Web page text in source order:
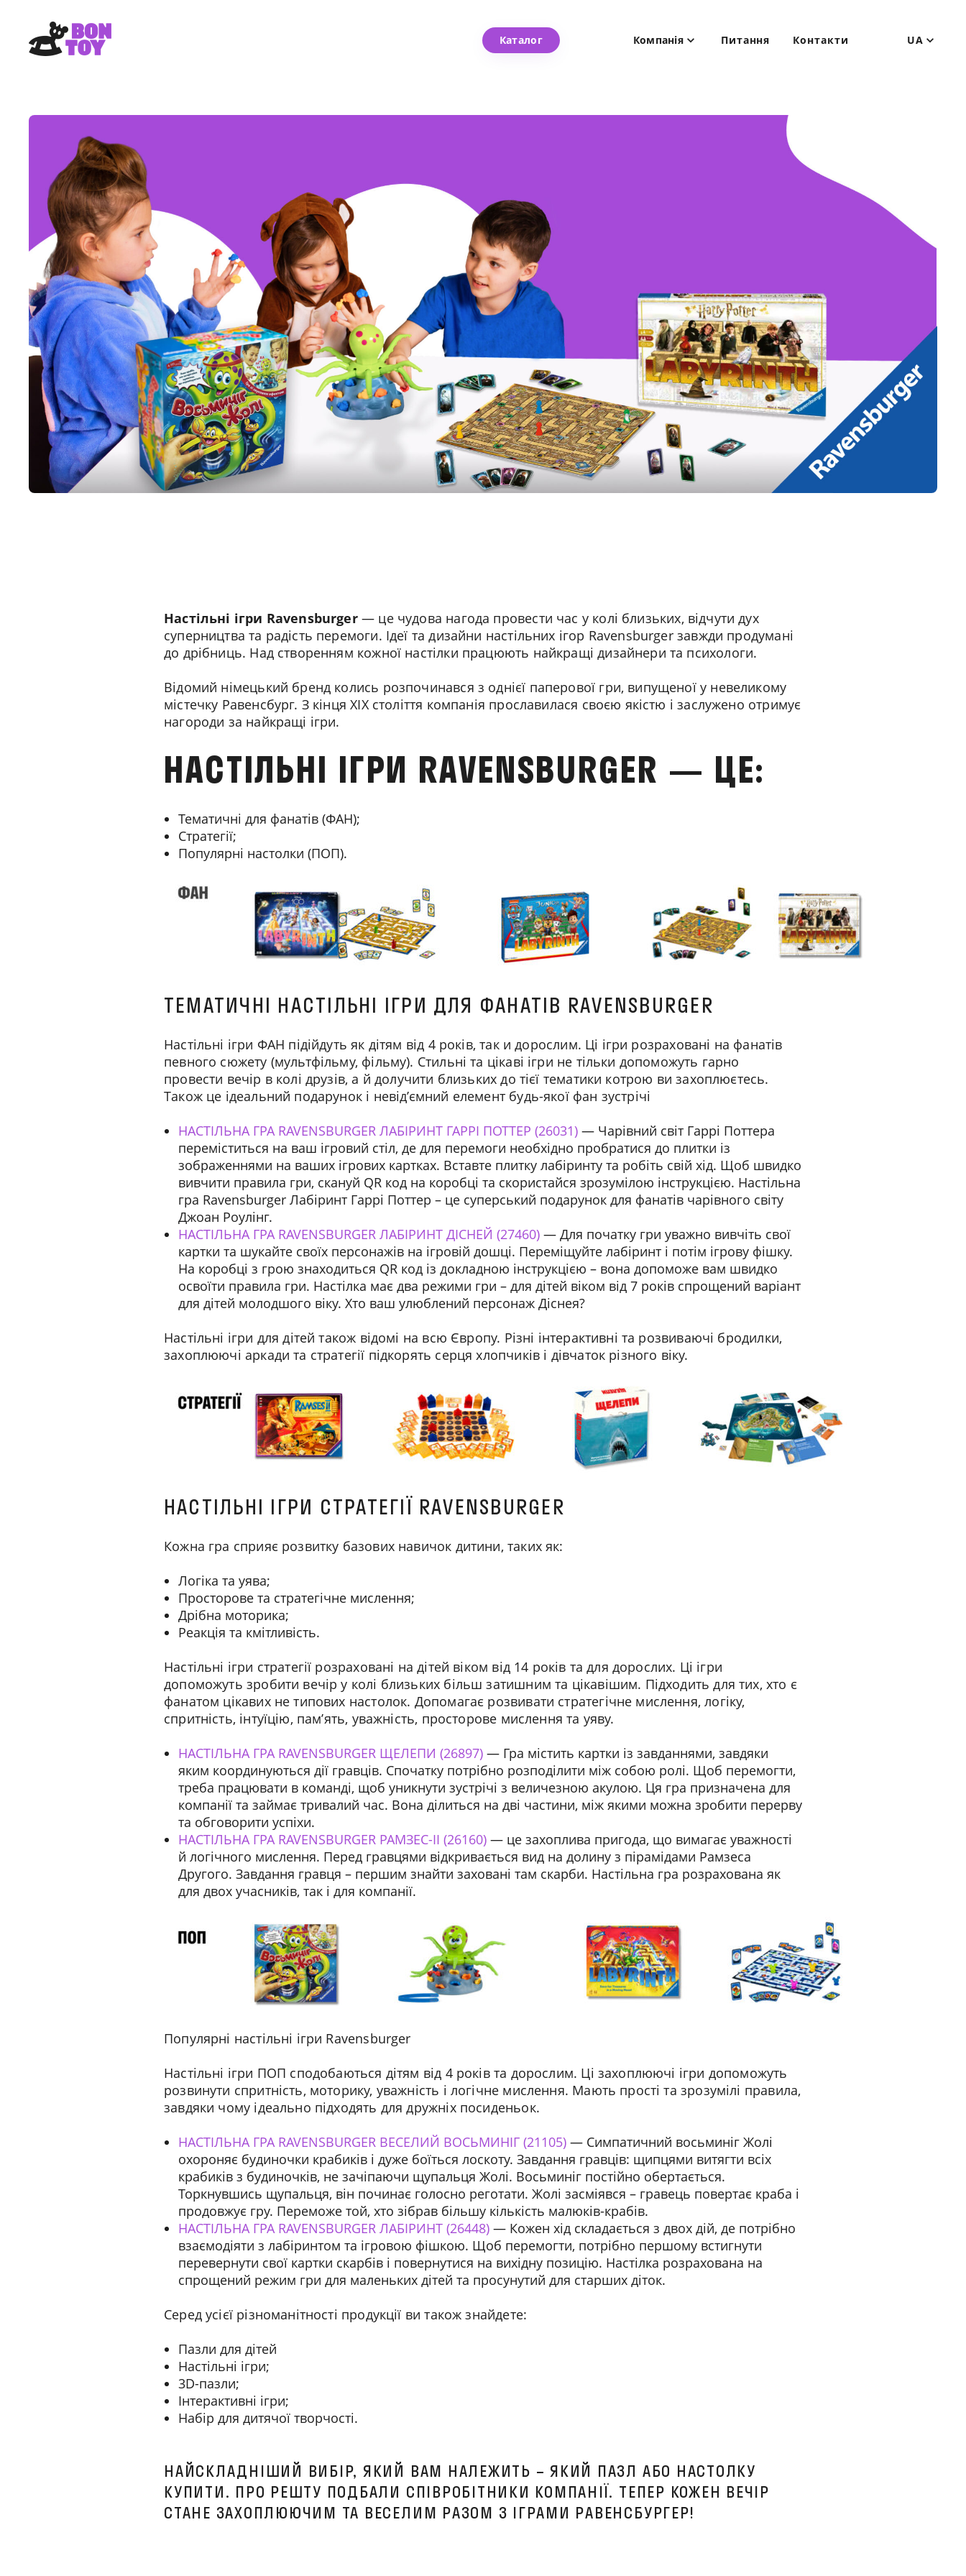
Каталог Компанія Питання Контакти UA
Настільні ігри Ravensburger— це чудова нагода провести час у колі близьких, відчути дух
суперництва та радість перемоги. Ідеї ​​та дизайни настільних ігор Ravensburger завжди продумані
до дрібниць. Над створенням кожної настілки працюють найкращі дизайнери та психологи.
Відомий німецький бренд колись розпочинався з однієї паперової гри, випущеної у невеликому
містечку Равенсбург. З кінця XIX століття компанія прославилася своєю якістю і заслужено отримує
нагороди за найкращі ігри.
НАСТІЛЬНІ ІГРИ RAVENSBURGER — ЦЕ:
Тематичні для фанатів (ФАН);
Стратегії;
Популярні настолки (ПОП).
ТЕМАТИЧНІ НАСТІЛЬНІ ІГРИ ДЛЯ ФАНАТІВ RAVENSBURGER
Настільні ігри ФАН підійдуть як дітям від 4 років, так и дорослим. Ці ігри розраховані на фанатів
певного сюжету (мультфільму, фільму). Стильні та цікаві ігри не тільки допоможуть гарно
провести вечір в колі друзів, а й долучити близьких до тієї тематики котрою ви захоплюєтесь.
Також це ідеальний подарунок і невід’ємний елемент будь-якої фан зустрічі
НАСТІЛЬНА ГРА RAVENSBURGER ЛАБІРИНТ ГАРРІ ПОТТЕР (26031) — Чарівний світ Гаррі Поттера
переміститься на ваш ігровий стіл, де для перемоги необхідно пробратися до плитки із
зображеннями на ваших ігрових картках. Вставте плитку лабіринту та робіть свій хід. Щоб швидко
вивчити правила гри, скануй QR код на коробці та скористайся зрозумілою інструкцією. Настільна
гра Ravensburger Лабіринт Гаррі Поттер – це суперський подарунок для фанатів чарівного світу
Джоан Роулінг.
НАСТІЛЬНА ГРА RAVENSBURGER ЛАБІРИНТ ДІСНЕЙ (27460) — Для початку гри уважно вивчіть свої
картки та шукайте своїх персонажів на ігровій дошці. Переміщуйте лабіринт і потім ігрову фішку.
На коробці з грою знаходиться QR код із докладною інструкцією – вона допоможе вам швидко
освоїти правила гри. Настілка має два режими гри – для дітей віком від 7 років спрощений варіант
для дітей молодшого віку. Хто ваш улюблений персонаж Діснея?
Настільні ігри для дітей також відомі на всю Європу. Різні інтерактивні та розвиваючі бродилки,
захоплюючі аркади та стратегії підкорять серця хлопчиків і дівчаток різного віку.
НАСТІЛЬНІ ІГРИ СТРАТЕГІЇ RAVENSBURGER
Кожна гра сприяє розвитку базових навичок дитини, таких як:
Логіка та уява;
Просторове та стратегічне мислення;
Дрібна моторика;
Реакція та кмітливість.
Настільні ігри стратегії розраховані на дітей віком від 14 років та для дорослих. Ці ігри
допоможуть зробити вечір у колі близьких більш затишним та цікавішим. Підходить для тих, хто є
фанатом цікавих не типових настолок. Допомагає розвивати стратегічне мислення, логіку,
спритність, інтуїцію, пам’ять, уважність, просторове мислення та уяву.
НАСТІЛЬНА ГРА RAVENSBURGER ЩЕЛЕПИ (26897) — Гра містить картки із завданнями, завдяки
яким координуються дії гравців. Спочатку потрібно розподілити між собою ролі. Щоб перемогти,
треба працювати в команді, щоб уникнути зустрічі з величезною акулою. Ця гра призначена для
компанії та займає тривалий час. Вона ділиться на дві частини, між якими можна зробити перерву
та обговорити успіхи.
НАСТІЛЬНА ГРА RAVENSBURGER РАМЗЕС-II (26160) — це захоплива пригода, що вимагає уважності
й логічного мислення. Перед гравцями відкривається вид на долину з пірамідами Рамзеса
Другого. Завдання гравця – першим знайти заховані там скарби. Настільна гра розрахована як
для двох учасників, так і для компанії.
Популярні настільні ігри Ravensburger
Настільні ігри ПОП сподобаються дітям від 4 років та дорослим. Ці захоплюючі ігри допоможуть
розвинути спритність, моторику, уважність і логічне мислення. Мають прості та зрозумілі правила,
завдяки чому ідеально підходять для дружніх посиденьок.
НАСТІЛЬНА ГРА RAVENSBURGER ВЕСЕЛИЙ ВОСЬМИНІГ (21105) — Симпатичний восьминіг Жолі
охороняє будиночки крабиків і дуже боїться лоскоту. Завдання гравців: щипцями витягти всіх
крабиків з будиночків, не зачіпаючи щупальця Жолі. Восьминіг постійно обертається.
Торкнувшись щупальця, він починає голосно реготати. Жолі засміявся – гравець повертає краба і
продовжує гру. Переможе той, хто зібрав більшу кількість малюків-крабів.
НАСТІЛЬНА ГРА RAVENSBURGER ЛАБІРИНТ (26448) — Кожен хід складається з двох дій, де потрібно
взаємодіяти з лабіринтом та ігровою фішкою. Щоб перемогти, потрібно першому встигнути
перевернути свої картки скарбів і повернутися на вихідну позицію. Настілка розрахована на
спрощений режим гри для маленьких дітей та просунутий для старших діток.
Серед усієї різноманітності продукції ви також знайдете:
Пазли для дітей
Настільні ігри;
3D-пазли;
Інтерактивні ігри;
Набір для дитячої творчості.
НАЙСКЛАДНІШИЙ ВИБІР, ЯКИЙ ВАМ НАЛЕЖИТЬ – ЯКИЙ ПАЗЛ АБО НАСТОЛКУ
КУПИТИ. ПРО РЕШТУ ПОДБАЛИ СПІВРОБІТНИКИ КОМПАНІЇ. ТЕПЕР КОЖЕН ВЕЧІР
СТАНЕ ЗАХОПЛЮЮЧИМ ТА ВЕСЕЛИМ РАЗОМ З ІГРАМИ РАВЕНСБУРГЕР!